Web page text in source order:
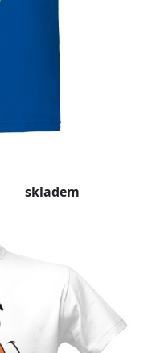
skladem